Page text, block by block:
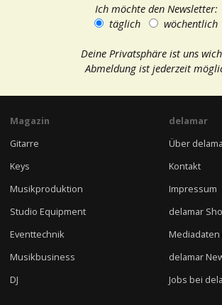
Ich möchte den Newsletter:
täglich
wöchentlich
Deine Privatsphäre ist uns
Abmeldung ist jederzeit
Magazin
Gitarre
Keys
Musikproduktion
Studio Equipment
Eventtechnik
Musikbusiness
DJ
delamar
Über
Kontakt
Impressum
delamar
delamar
Jobs bei